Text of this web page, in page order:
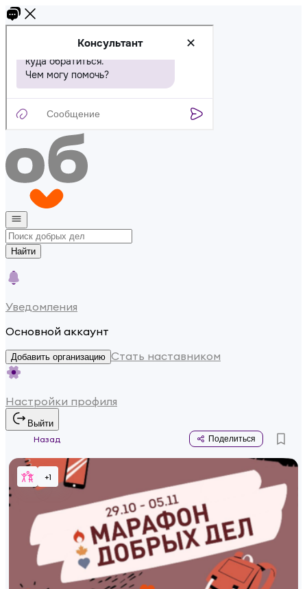
Найти
Уведомления
Основной аккаунт
Добавить организацию Стать наставником
Настройки профиля
Выйти
Назад
Поделиться
+1